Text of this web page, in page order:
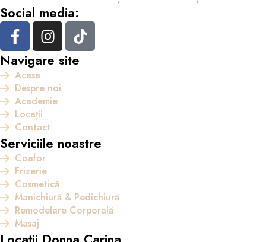
Social media:
Navigare site
Acasa
Despre noi
Academie
Locații
Contact
Serviciile noastre
Coafor
Frizerie
Cosmetică
Manichiură & Pedichiură
Remodelare Corporală
Masaj